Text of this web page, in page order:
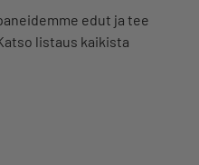
edut ja tee
listaus kaikista